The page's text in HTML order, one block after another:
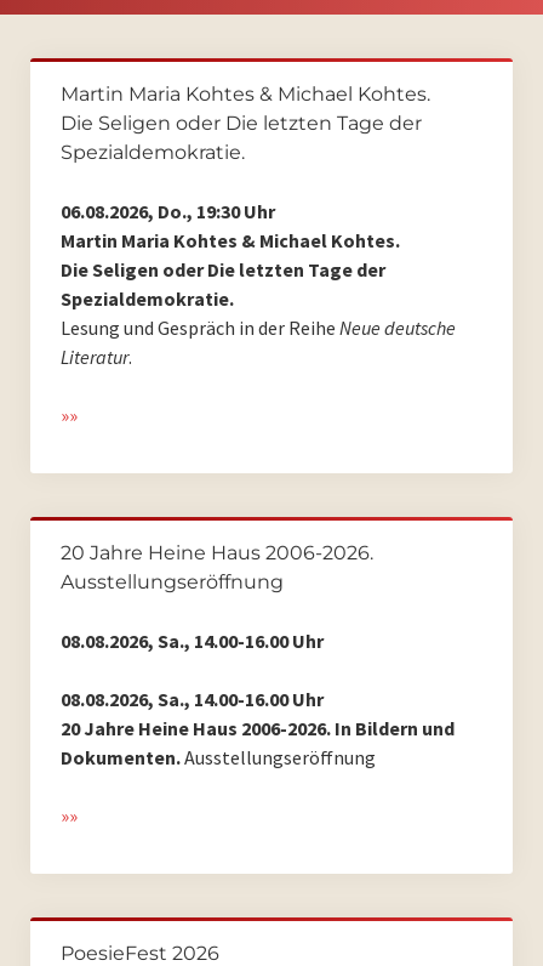
PoesieFest 2020. Das 10. Jahr.
PoesieFest 2019
PoesieFest 2017
PoesieFest 2016
PoesieFest 2015
PoesieFest 2012
PoesieFest 2011
PoesieDebütPreis Düsseldorf
Archiv
Archiv 2023
Archiv 2022
Archiv 2021
Martin Maria Kohtes & Michael Kohtes.
Die Seligen oder Die letzten Tage der
Spezialdemokratie.
06.08.2026, Do., 19:30 Uhr
Martin Maria Kohtes & Michael Kohtes.
Die Seligen oder Die letzten Tage der
Spezialdemokratie.
Lesung und Gespräch in der Reihe Neue deutsche
Literatur.
»»
20 Jahre Heine Haus 2006-2026.
Ausstellungseröffnung
08.08.2026, Sa., 14.00-16.00 Uhr
08.08.2026, Sa., 14.00-16.00 Uhr
20 Jahre Heine Haus 2006-2026. In Bildern und
Dokumenten.Ausstellungseröffnung
»»
PoesieFest 2026